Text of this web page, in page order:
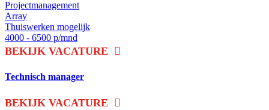
Projectmanagement
Array
Thuiswerken mogelijk
4000 - 6500 p/mnd
BEKIJK VACATURE
Technisch manager
BEKIJK VACATURE